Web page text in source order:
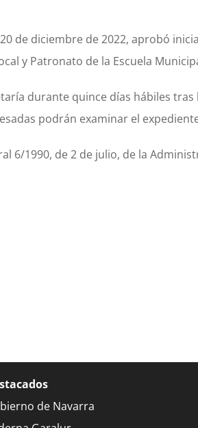
de diciembre de 2022, aprobó
y Patronato de la Escuela
durante quince días hábiles
podrán examinar el
6/1990, de 2 de julio, de la
de Navarra